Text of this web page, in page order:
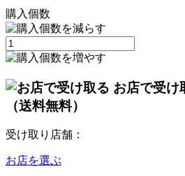
購入個数
お店で受け
（送料無料）
受け取り店舗：
お店を選ぶ